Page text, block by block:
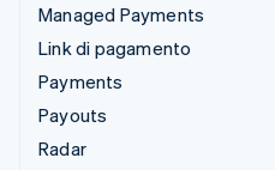
Managed Payments
Link di pagamento
Payments
Payouts
Radar